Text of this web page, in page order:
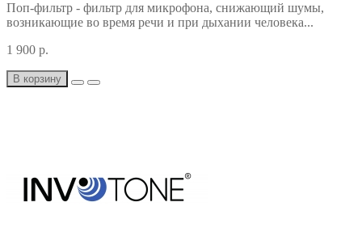
Поп-фильтр - фильтр для микрофона, снижающий шумы,
возникающие во время речи и при дыхании человека...
1 900 р.
В корзину